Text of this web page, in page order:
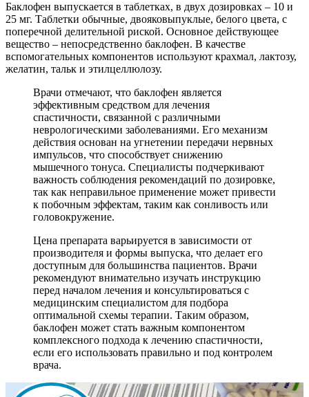
Баклофен выпускается в таблетках, в двух дозировках – 10 и
25 мг. Таблетки обычные, двояковыпуклые, белого цвета, с
поперечной делительной риской. Основное действующее
вещество – непосредственно баклофен. В качестве
вспомогательных компонентов используют крахмал, лактозу,
желатин, тальк и этилцеллюлозу.
Врачи отмечают, что баклофен является
эффективным средством для лечения
спастичности, связанной с различными
неврологическими заболеваниями. Его механизм
действия основан на угнетении передачи нервных
импульсов, что способствует снижению
мышечного тонуса. Специалисты подчеркивают
важность соблюдения рекомендаций по дозировке,
так как неправильное применение может привести
к побочным эффектам, таким как сонливость или
головокружение.
Цена препарата варьируется в зависимости от
производителя и формы выпуска, что делает его
доступным для большинства пациентов. Врачи
рекомендуют внимательно изучать инструкцию
перед началом лечения и консультироваться с
медицинским специалистом для подбора
оптимальной схемы терапии. Таким образом,
баклофен может стать важным компонентом
комплексного подхода к лечению спастичности,
если его использовать правильно и под контролем
врача.